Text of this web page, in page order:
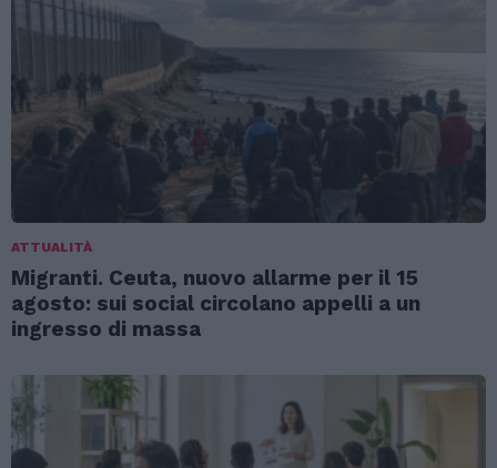
ATTUALITÀ
Migranti. Ceuta, nuovo allarme per il 15
agosto: sui social circolano appelli a un
ingresso di massa